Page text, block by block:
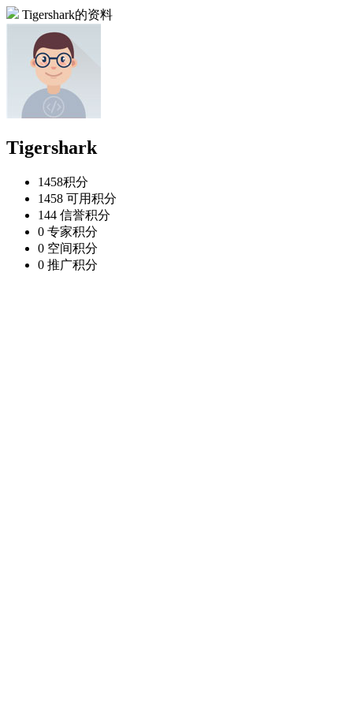
Tigershark的资料
Tigershark
1458积分
1458 可用积分
144 信誉积分
0 专家积分
0 空间积分
0 推广积分